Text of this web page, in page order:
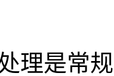
理是常